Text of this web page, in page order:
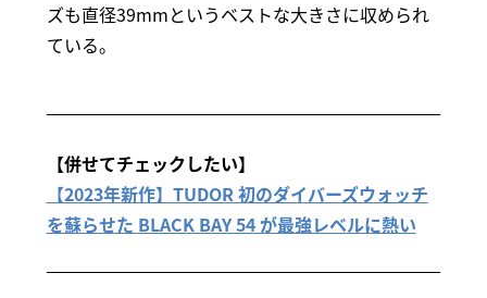
ズも直径39mmというベストな大きさに収められ
ている。
【併せてチェックしたい】
【2023年新作】TUDOR 初のダイバーズウォッチ
を蘇らせた BLACK BAY 54 が最強レベルに熱い